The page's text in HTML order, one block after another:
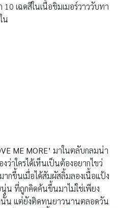
เฉดสีในเนื้อชิมเมอร์วาววับทา
น
ME MORE’ มาในตลับกลมน่า
ว่าใครได้เห็นเป็นต้องอยากไขว่
ากขึ้นเมื่อได้สัมผัสลิ้มลองเนื้อแป้ง
น ที่ถูกคิดค้นขึ้นมาไม่ใช่เพียง
นั้น แต่ยังติดทนยาวนานตลอดวัน